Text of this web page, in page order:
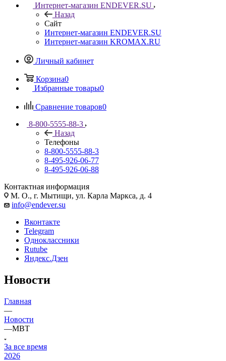
Интернет-магазин ENDEVER.SU
Назад
Сайт
Интернет-магазин ENDEVER.SU
Интернет-магазин KROMAX.RU
Личный кабинет
Корзина0
Избранные товары0
Сравнение товаров0
8-800-5555-88-3
Назад
Телефоны
8-800-5555-88-3
8-495-926-06-77
8-495-926-06-88
Контактная информация
М. О., г. Мытищи, ул. Карла Маркса, д. 4
info@endever.su
Вконтакте
Telegram
Одноклассники
Rutube
Яндекс.Дзен
Новости
Главная
—
Новости
—MBT
За все время
2026